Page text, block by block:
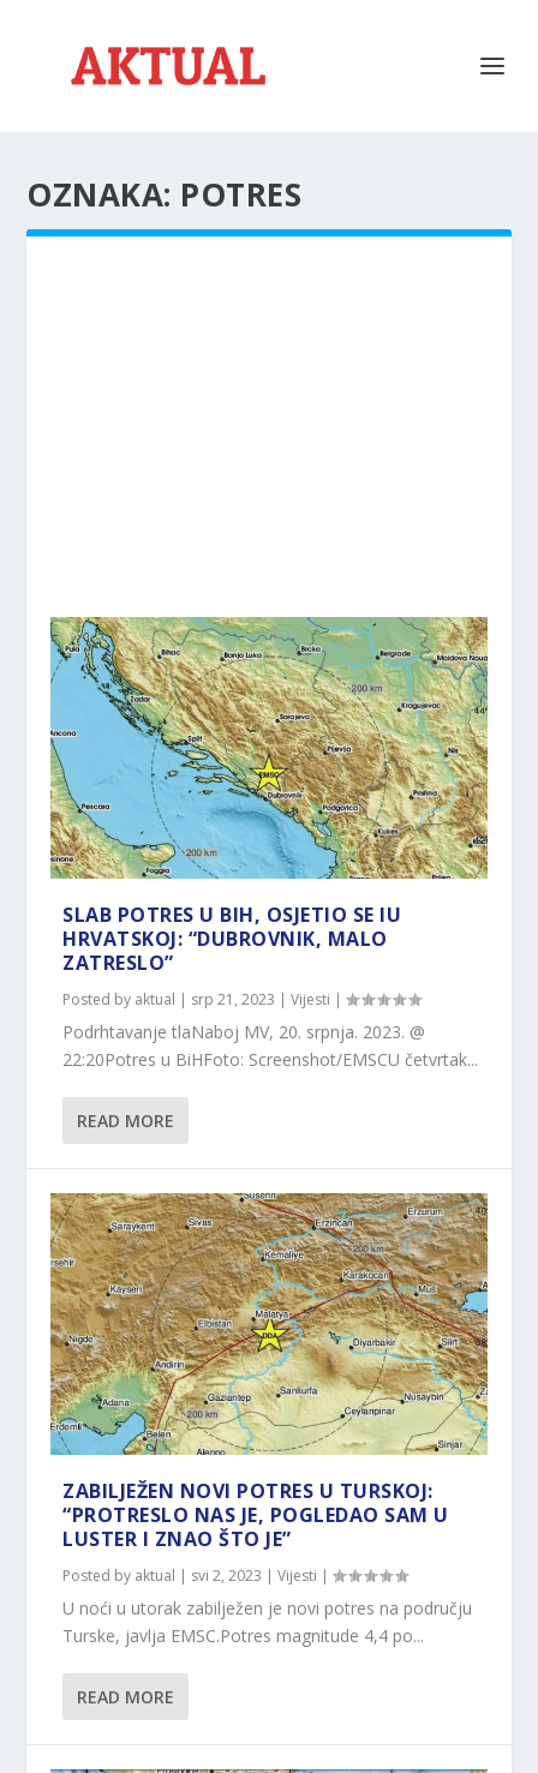
OZNAKA: POTRES
SLAB POTRES U BIH, OSJETIO SE IU
HRVATSKOJ: “DUBROVNIK, MALO
ZATRESLO”
Posted by aktual | srp 21, 2023 |Vijesti |
Podrhtavanje tlaNaboj MV, 20. srpnja. 2023. @
22:20Potres u BiHFoto: Screenshot/EMSCU četvrtak...
READ MORE
ZABILJEŽEN NOVI POTRES U TURSKOJ:
“PROTRESLO NAS JE, POGLEDAO SAM U
LUSTER I ZNAO ŠTO JE”
Posted by aktual | svi 2, 2023 |Vijesti |
U noći u utorak zabilježen je novi potres na području
Turske, javlja EMSC.Potres magnitude 4,4 po...
READ MORE